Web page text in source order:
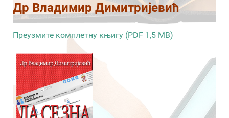
Др Владимир Димитријевић
Преузмите комплетну књигу (PDF 1,5 MB)